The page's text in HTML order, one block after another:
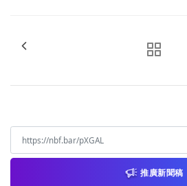
推廣新聞稿